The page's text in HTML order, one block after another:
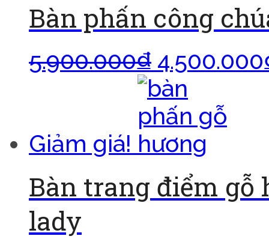
Bàn phấn công
5.900.000₫ 4.500.000
Giảm giá!
Bàn trang điểm gỗ
lady